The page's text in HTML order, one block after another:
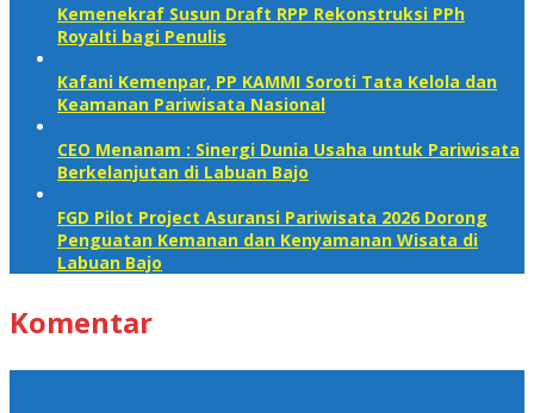
Kemenekraf Susun Draft RPP Rekonstruksi PPh
Royalti bagi Penulis
Kafani Kemenpar, PP KAMMI Soroti Tata Kelola dan
Keamanan Pariwisata Nasional‎
CEO Menanam : Sinergi Dunia Usaha untuk Pariwisata
Berkelanjutan di Labuan Bajo
FGD Pilot Project Asuransi Pariwisata 2026 Dorong
Penguatan Kemanan dan Kenyamanan Wisata di
Labuan Bajo
Komentar